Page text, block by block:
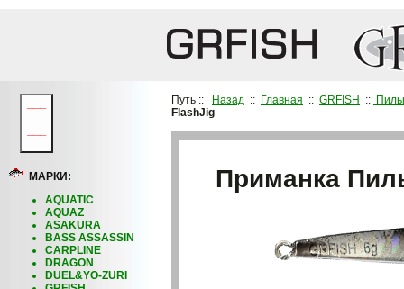
МАРКИ:
AQUATIC
AQUAZ
ASAKURA
BASS ASSASSIN
CARPLINE
DRAGON
DUEL&YO-ZURI
Путь :: Назад :: Главная :: GRFISH ::
FlashJig
Приманка